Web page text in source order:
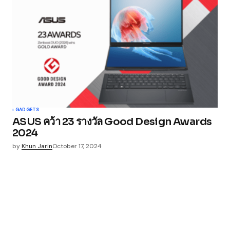
GADGETS
ASUS คว้า 23 รางวัล Good Design Awards
2024
byKhun JarinOctober 17, 2024